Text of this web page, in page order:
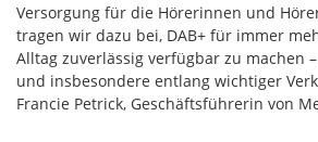
Versorgung für die Hörerinnen und
tragen wir dazu bei, DAB+ für immer
Alltag zuverlässig verfügbar zu machen
und insbesondere entlang wichtiger
Francie Petrick, Geschäftsführerin von